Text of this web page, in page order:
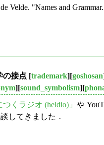
Velde. "Names and
の接点 [trademark][goshosan
][sound_symbolism][
くラジオ (heldio)」 や
してきました．